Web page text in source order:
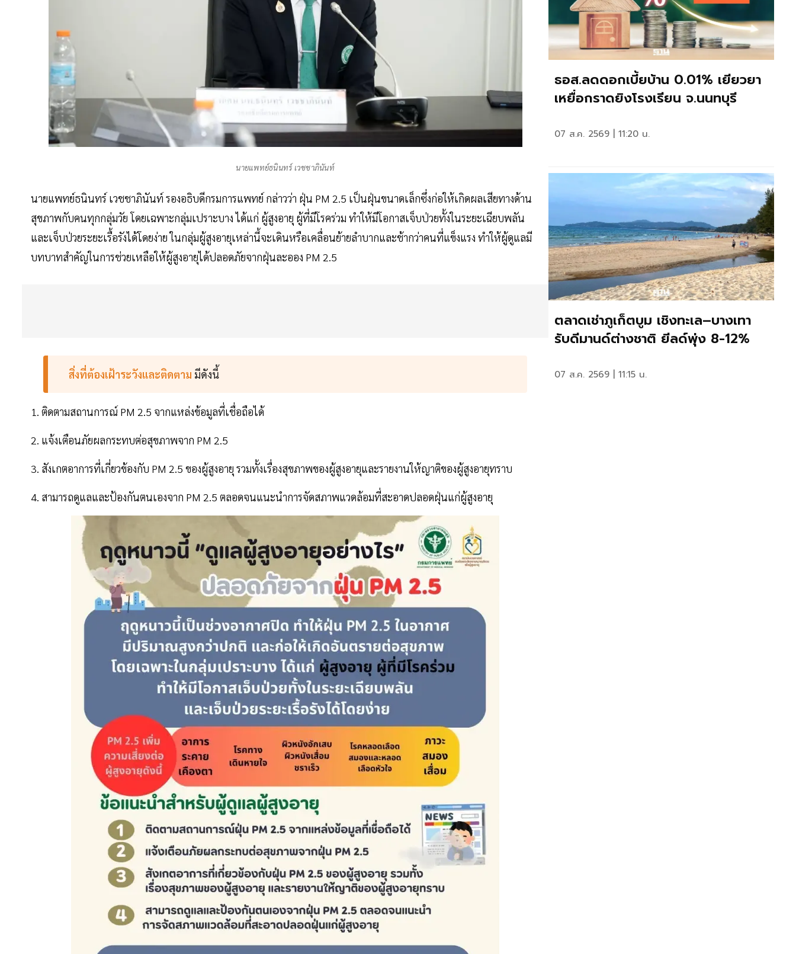
นายแพทย์ธนินทร์ เวชชาภินันท์
นายแพทย์ธนินทร์ เวชชาภินันท์ รองอธิบดีกรมการแพทย์ กล่าวว่า ฝุ่น PM 2.5 เป็นฝุ่นขนาดเล็กซึ่งก่อให้เกิดผลเสียทางด้าน
สุขภาพกับคนทุกกลุ่มวัย โดยเฉพาะกลุ่มเปราะบาง ได้แก่ ผู้สูงอายุ ผู้ที่มีโรคร่วม ทำให้มีโอกาสเจ็บป่วยทั้งในระยะเฉียบพลัน
และเจ็บป่วยระยะเรื้อรังได้โดยง่าย ในกลุ่มผู้สูงอายุเหล่านี้จะเดินหรือเคลื่อนย้ายลำบากและช้ากว่าคนที่แข็งแรง ทำให้ผู้ดูแลมี
บทบาทสำคัญในการช่วยเหลือให้ผู้สูงอายุได้ปลอดภัยจากฝุ่นละออง PM 2.5
สิ่งที่ต้องเฝ้าระวังและติดตาม มีดังนี้
1. ติดตามสถานการณ์ PM 2.5 จากแหล่งข้อมูลที่เชื่อถือได้
2. แจ้งเตือนภัยผลกระทบต่อสุขภาพจาก PM 2.5
3. สังเกตอาการที่เกี่ยวข้องกับ PM 2.5 ของผู้สูงอายุ รวมทั้งเรื่องสุขภาพของผู้สูงอายุและรายงานให้ญาติของผู้สูงอายุทราบ
4. สามารถดูแลและป้องกันตนเองจาก PM 2.5 ตลอดจนแนะนำการจัดสภาพแวดล้อมที่สะอาดปลอดฝุ่นแก่ผู้สูงอายุ
ธอส.ลดดอกเบี้ยบ้าน 0.01% เยียวยา
เหยื่อกราดยิงโรงเรียน จ.นนทบุรี
07 ส.ค. 2569 | 11:20 น.
ตลาดเช่าภูเก็ตบูม เชิงทะเล–บางเทา
รับดีมานด์ต่างชาติ ยีลด์พุ่ง 8-12%
07 ส.ค. 2569 | 11:15 น.